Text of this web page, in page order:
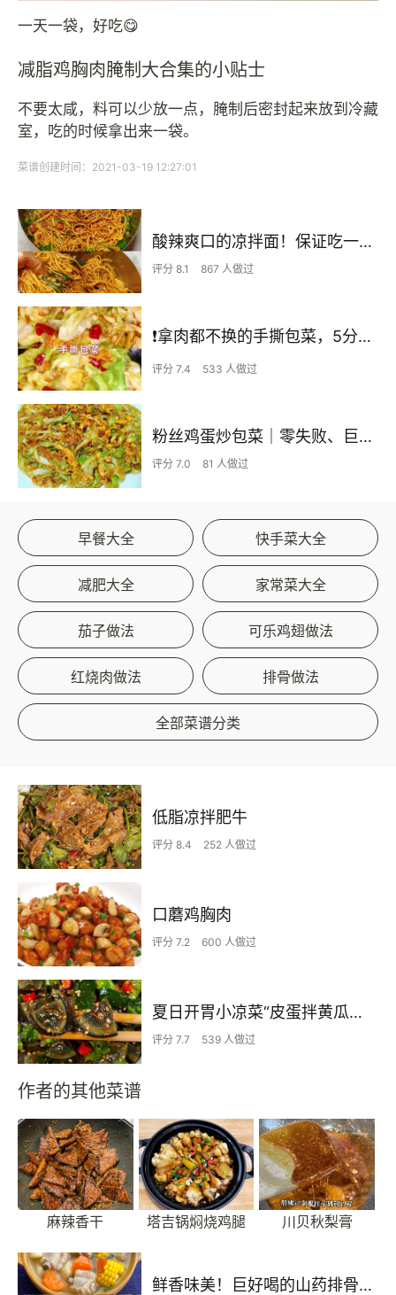
一天一袋，好吃😋
减脂鸡胸肉腌制大合集的小贴士
不要太咸，料可以少放一点，腌制后密封起来放到冷藏
室，吃的时候拿出来一袋。
菜谱创建时间：2021-03-19 12:27:01
酸辣爽口的凉拌面！保证吃一次就上瘾
评分 8.1 867 人做过
❗拿肉都不换的手撕包菜，5分钟快手家常菜🔥
评分 7.4 533 人做过
粉丝鸡蛋炒包菜｜零失败、巨下饭
评分 7.0 81 人做过
早餐大全 快手菜大全
减肥大全 家常菜大全
茄子做法 可乐鸡翅做法
红烧肉做法 排骨做法
全部菜谱分类
低脂凉拌肥牛
评分 8.4 252 人做过
口蘑鸡胸肉
评分 7.2 600 人做过
夏日开胃小凉菜“皮蛋拌黄瓜🥒”开胃减脂
评分 7.7 539 人做过
作者的其他菜谱
麻辣香干 塔吉锅焖烧鸡腿 川贝秋梨膏
鲜香味美！巨好喝的山药排骨汤！！